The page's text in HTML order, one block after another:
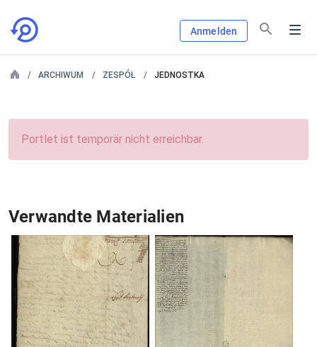
Anmelden
ARCHIWUM ZESPÓŁ JEDNOSTKA
Portlet ist temporär nicht erreichbar.
Verwandte Materialien